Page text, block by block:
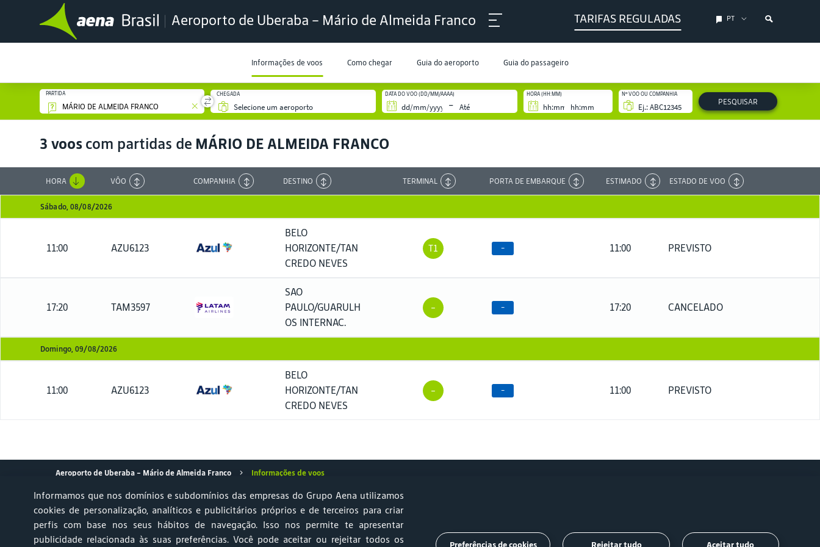
Aeroporto de Uberaba – Mário de Almeida Franco TARIFAS REGULADAS PT
Informações de voos Como chegar Guia do aeroporto Guia do passageiro
PARTIDA CHEGADA DATA DO VOO (DD/MM/AAAA)
-
HORA (HH:MM) Nº VOO OU COMPANHIA
PESQUISAR
3 vooscom partidas de MÁRIO DE ALMEIDA FRANCO
HORA VÔO COMPANHIA DESTINO TERMINAL PORTA DE EMBARQUE ESTIMADO ESTADO DE VOO
Sábado, 08/08/2026
11:00 AZU6123
BELO
HORIZONTE/TAN
CREDO NEVES
T1 - 11:00 PREVISTO
17:20 TAM3597
SAO
PAULO/GUARULH
OS INTERNAC.
- - 17:20 CANCELADO
Domingo, 09/08/2026
11:00 AZU6123
BELO
HORIZONTE/TAN
CREDO NEVES
- - 11:00 PREVISTO
Aeroporto de Uberaba – Mário de Almeida Franco Informações de voos
Achados & Perdidos Relato AVSEC Ruído Aeronáutico e Sustentabilidade Estacionamento
Siga-
Informamos que nos domínios e subdomínios das empresas do Grupo Aena utilizamos
cookies de personalização, analíticos e publicitários próprios e de terceiros para criar
perfis com base nos seus hábitos de navegação. Isso nos permite te apresentar
publicidade relacionada às suas preferências. Você pode aceitar ou rejeitar todos os
Preferências de cookies Rejeitar tudo Aceitar tudo